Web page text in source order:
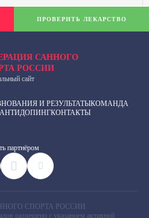
САННОГО
РОССИИ
сайт
И РЕЗУЛЬТАТЫКОМАНДА
АНТИДОПИНГКОНТАКТЫ
партнёром
ПРОВЕРИТЬ ЛЕКАРСТВО
СПОРТА РОССИИ
разрешено с указанием активной